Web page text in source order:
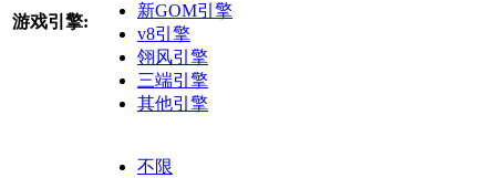
游戏引擎:
新GOM引擎
v8引擎
翎风引擎
三端引擎
其他引擎
不限